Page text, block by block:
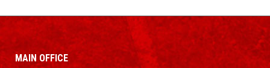
MAIN OFFICE